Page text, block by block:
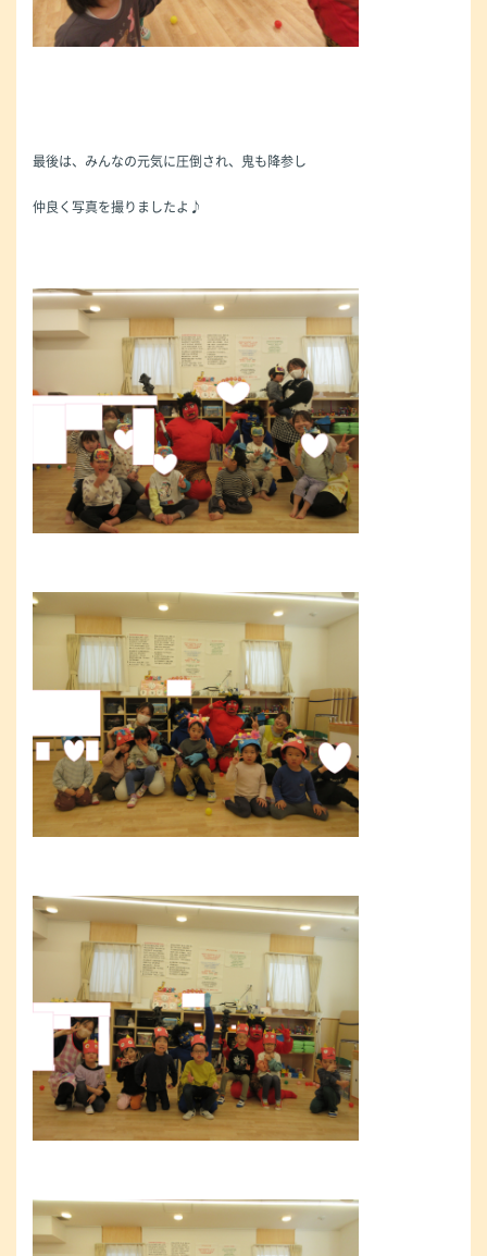
最後は、みんなの元気に圧倒され、鬼も降参し
仲良く写真を撮りましたよ♪